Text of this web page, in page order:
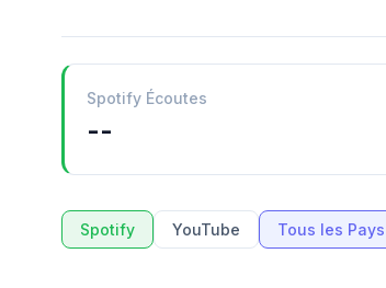
Spotify Écoutes
--
Spotify YouTube Tous les Pays